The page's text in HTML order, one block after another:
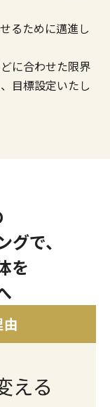
るために邁進し
に合わせた限界
目標設定いたし
で、
を